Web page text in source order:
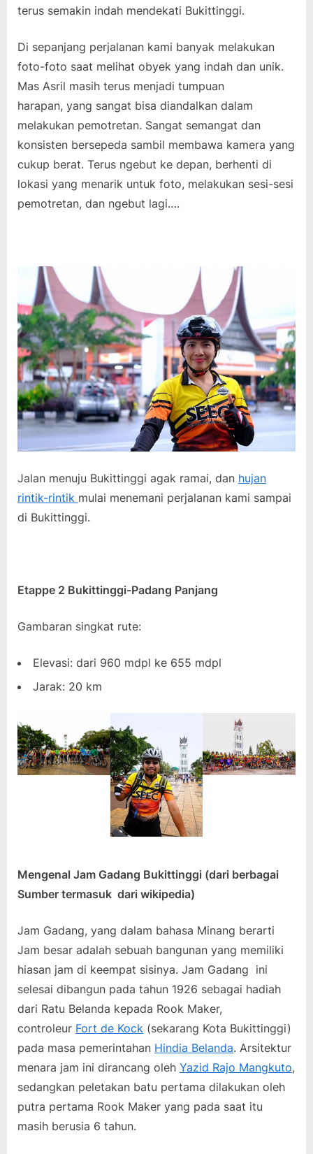
terus semakin indah mendekati Bukittinggi.
Di sepanjang perjalanan kami banyak melakukan
foto-foto saat melihat obyek yang indah dan unik.
Mas Asril masih terus menjadi tumpuan
harapan, yang sangat bisa diandalkan dalam
melakukan pemotretan. Sangat semangat dan
konsisten bersepeda sambil membawa kamera yang
cukup berat. Terus ngebut ke depan, berhenti di
lokasi yang menarik untuk foto, melakukan sesi-sesi
pemotretan, dan ngebut lagi….
Jalan menuju Bukittinggi agak ramai, dan hujan
rintik-rintik mulai menemani perjalanan kami sampai
di Bukittinggi.
Etappe 2 Bukittinggi-Padang Panjang
Gambaran singkat rute:
Elevasi: dari 960 mdpl ke 655 mdpl
Jarak: 20 km
Mengenal Jam Gadang Bukittinggi (dari berbagai
Sumber termasuk dari wikipedia)
Jam Gadang, yang dalam bahasa Minang berarti
Jam besar adalah sebuah bangunan yang memiliki
hiasan jam di keempat sisinya. Jam Gadang ini
selesai dibangun pada tahun 1926 sebagai hadiah
dari Ratu Belanda kepada Rook Maker,
controleur Fort de Kock (sekarang Kota Bukittinggi)
pada masa pemerintahan Hindia Belanda. Arsitektur
menara jam ini dirancang oleh Yazid Rajo Mangkuto,
sedangkan peletakan batu pertama dilakukan oleh
putra pertama Rook Maker yang pada saat itu
masih berusia 6 tahun.